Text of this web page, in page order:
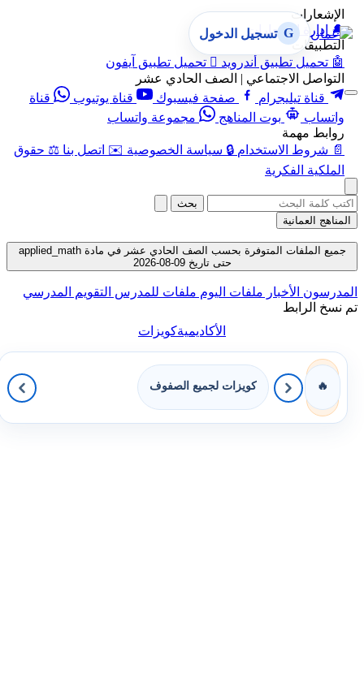
الإشعارات
🔔 إدارة الإشعارات
التطبيقات
🤖 تحميل تطبيق أندرويد  تحميل تطبيق آيفون
التواصل الاجتماعي | الصف الحادي عشر
قناة تيليجرام
صفحة فيسبوك قناة يوتيوب
قناة
واتساب
بوت المناهج
مجموعة واتساب
روابط مهمة
📄 شروط الاستخدام 🔒 سياسة الخصوصية ✉️ اتصل بنا ⚖️ حقوق
الملكية الفكرية
G تسجيل الدخول
بحث
المناهج العمانية
جميع الملفات المتوفرة بحسب الصف الحادي عشر في مادة applied_math
حتى تاريخ 09-08-2026
المدرسون الأخبار ملفات اليوم ملفات للمدرس التقويم المدرسي
تم نسخ الرابط
الأكاديميةكويزات
🔥 كويزات لجميع الصفوف